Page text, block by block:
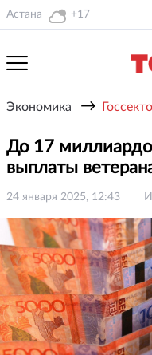
Астана +17
Экономика →
До 17
выплаты
24 января 2025, 12:43